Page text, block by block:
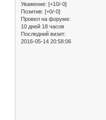
Уважение: [+10/-0]
Позитив: [+0/-0]
Провел на форуме:
10 дней 18 часов
Последний визит:
2016-05-14 20:58:06